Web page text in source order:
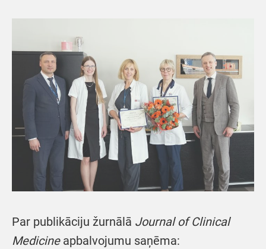
Par publikāciju žurnālā Journal of Clinical
Medicineapbalvojumu saņēma: